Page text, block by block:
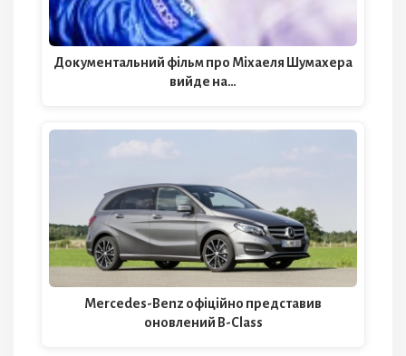
Документальний фільм про Міхаеля Шумахера
вийде на…
Mercedes-Benz офіційно представив
оновлений B-Class